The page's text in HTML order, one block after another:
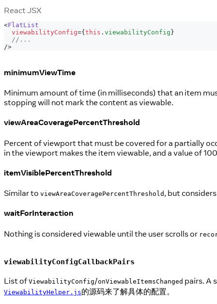
React JSX
<FlatList
viewabilityConfig={ this . viewabilityConfig }
//...
/>
minimumViewTime
Minimum amount of time (in milliseconds) that an item
stopping will not mark the content as viewable.
viewAreaCoveragePercentThreshold
Percent of viewport that must be covered for a partially
in the viewport makes the item viewable, and a value of
itemVisiblePercentThreshold
Similar to viewAreaCoveragePercentThreshold , but
waitForInteraction
Nothing is considered viewable until the user scrolls or
viewabilityConfigCallbackPairs
List of ViewabilityConfig/onViewableItemsChanged pairs. A
ViewabilityHelper.js的源码来了解具体的配置。